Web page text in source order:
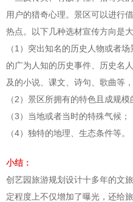
用户的猎奇心理。景区可以进行
热点。以下几种选材宣传方向是
（1）突出知名的历史人物或者
的广为人知的历史事件、历史名
及的小说、课文、诗句、歌曲等
（2）景区所拥有的特色且成规
（3）当地或者当时的特殊气候；
（4）独特的地理、生态条件等。
小结：
创艺园旅游规划设计十多年的文
定程度上不仅增加了曝光，还给